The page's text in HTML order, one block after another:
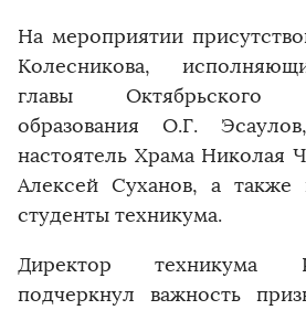
На мероприятии
Колесникова,
главы Октябрьского
образования О.Г.
настоятель Храма Николая
Алексей Суханов, а также
студенты техникума.
Директор техникума
подчеркнул важность